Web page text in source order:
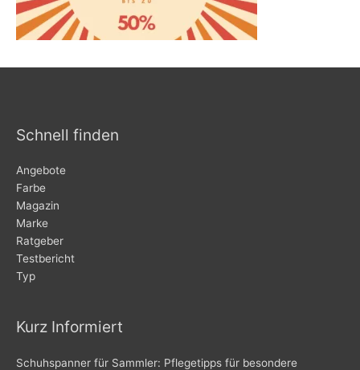
Schnell finden
Angebote
Farbe
Magazin
Marke
Ratgeber
Testbericht
Typ
Kurz Informiert
Schuhspanner für Sammler: Pflegetipps für besondere